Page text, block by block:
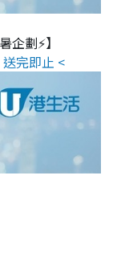
企劃⚡】
完即止 <